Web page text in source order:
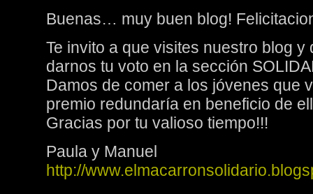
Buenas… muy buen blog!
Te invito a que visites nuestro blog
darnos tu voto en la sección
Damos de comer a los jóvenes que
premio redundaría en beneficio de
Gracias por tu valioso tiempo!!!
Paula y Manuel
http://